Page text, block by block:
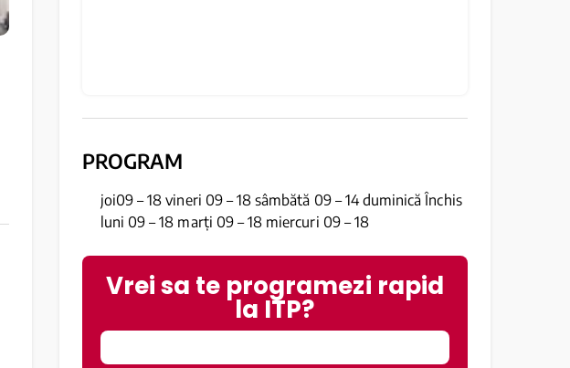
PROGRAM
joi09 – 18 vineri 09 – 18 sâmbătă 09 – 14 duminică Închis
luni 09 – 18 marți 09 – 18 miercuri 09 – 18
Vrei sa te programezi rapid
la ITP?